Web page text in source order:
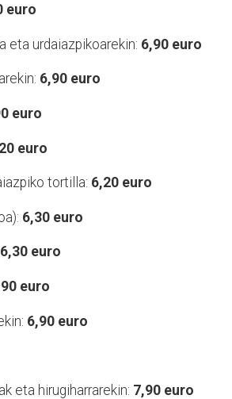
euro
eta urdaiazpikoarekin: 6,90 euro
6,90 euro
euro
euro
tortilla: 6,20 euro
6,30 euro
6,30 euro
euro
6,90 euro
eta hirugiharrarekin: 7,90 euro